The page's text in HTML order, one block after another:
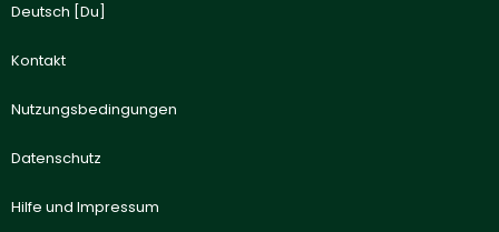
Deutsch [Du]
Kontakt
Nutzungsbedingungen
Datenschutz
Hilfe und Impressum